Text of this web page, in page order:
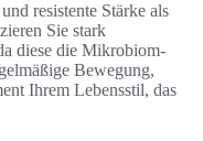
resistente Stärke als
Sie stark
diese die Mikrobiom-
Bewegung,
Ihrem Lebensstil, das